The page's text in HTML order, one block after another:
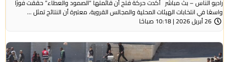
راديو الناس – بث مباشر أكدت حركة فتح أن قائمتها “الصمود والعطاء” حققت فوزًا
واسعًا في انتخابات الهيئات المحلية والمجالس القروية، معتبرة أن النتائج تمثل ...
26 أبريل 2026 | 10:18 صباحًا